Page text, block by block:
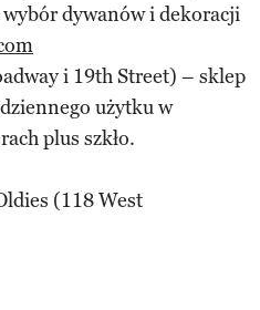
dywanów i dekoracji
i 19th Street) – sklep
użytku w
plus szkło.
(118 West